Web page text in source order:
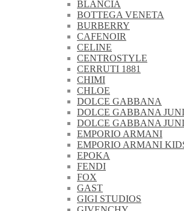
BLANCIA
BOTTEGA VENETA
BURBERRY
CAFENOIR
CELINE
CENTROSTYLE
CERRUTI 1881
CHIMI
CHLOE
DOLCE GABBANA
DOLCE GABBANA
DOLCE GABBANA
EMPORIO ARMANI
EMPORIO ARMANI
EPOKA
FENDI
FOX
GAST
GIGI STUDIOS